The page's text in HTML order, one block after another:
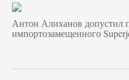
Антон Алиханов допустил
импортозамещенного